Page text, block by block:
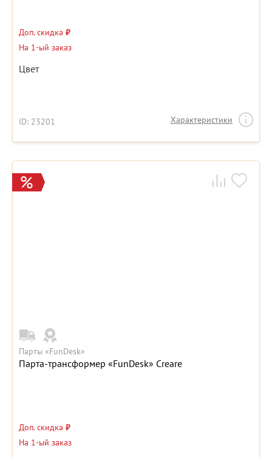
Доп. скидка ₽
На 1-ый заказ
Цвет
ID: 23201 Характеристики
Парты «FunDesk»
Парта-трансформер «FunDesk» Creare
Доп. скидка ₽
На 1-ый заказ